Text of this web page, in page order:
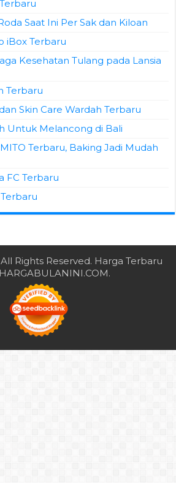
Saat Ini Per Sak dan Kiloan
iBox Terbaru
Kesehatan Tulang pada Lansia
Terbaru
Skin Care Wardah Terbaru
Untuk Melancong di Bali
Terbaru, Baking Jadi Mudah
FC Terbaru
Rights Reserved. Harga Terbaru